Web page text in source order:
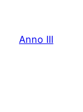
content
Anno III